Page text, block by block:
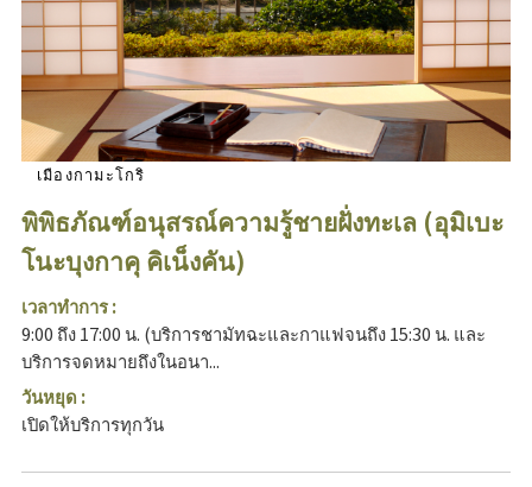
เมืองกามะโกริ
พิพิธภัณฑ์อนุสรณ์ความรู้ชายฝั่งทะเล (อุมิเบะ
โนะบุงกาคุ คิเน็งคัน)
เวลาทำการ :
9:00 ถึง 17:00 น. (บริการชามัทฉะและกาแฟจนถึง 15:30 น. และ
บริการจดหมายถึงในอนา...
วันหยุด :
เปิดให้บริการทุกวัน